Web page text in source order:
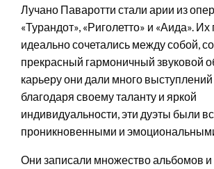
Лучано Паваротти стали арии из
«Турандот», «Риголетто» и «Аида». Их
идеально сочетались между собой,
прекрасный гармоничный звуковой
карьеру они дали много
благодаря своему таланту и яркой
индивидуальности, эти дуэты были
проникновенными и
Они записали множество альбомов и